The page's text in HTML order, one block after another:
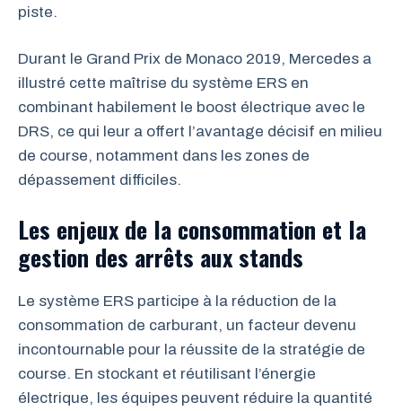
piste.
Durant le Grand Prix de Monaco 2019, Mercedes a
illustré cette maîtrise du système ERS en
combinant habilement le boost électrique avec le
DRS, ce qui leur a offert l’avantage décisif en milieu
de course, notamment dans les zones de
dépassement difficiles.
Les enjeux de la consommation et la
gestion des arrêts aux stands
Le système ERS participe à la réduction de la
consommation de carburant, un facteur devenu
incontournable pour la réussite de la stratégie de
course. En stockant et réutilisant l’énergie
électrique, les équipes peuvent réduire la quantité